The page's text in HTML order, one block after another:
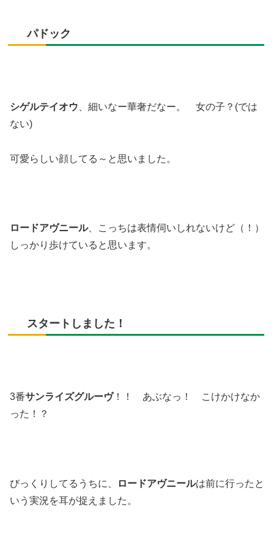
パドック
シゲルテイオウ 、細いなー華奢だなー。 女の子？(では
ない)
可愛らしい顔してる～と思いました。
ロードアヴニール、こっちは表情伺いしれないけど（！）
しっかり歩けていると思います。
スタートしました！
3番サンライズグルーヴ！！ あぶなっ！ こけかけなか
った！？
びっくりしてるうちに、 ロードアヴニールは前に行ったと
いう実況を耳が捉えました。